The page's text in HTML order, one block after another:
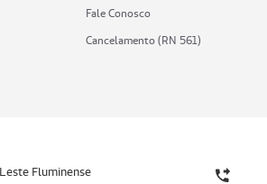
Fale Conosco
Cancelamento (RN 561)
Fluminense